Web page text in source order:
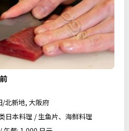
北新地, 大阪府
日本料理 / 生鱼片、海鲜料理